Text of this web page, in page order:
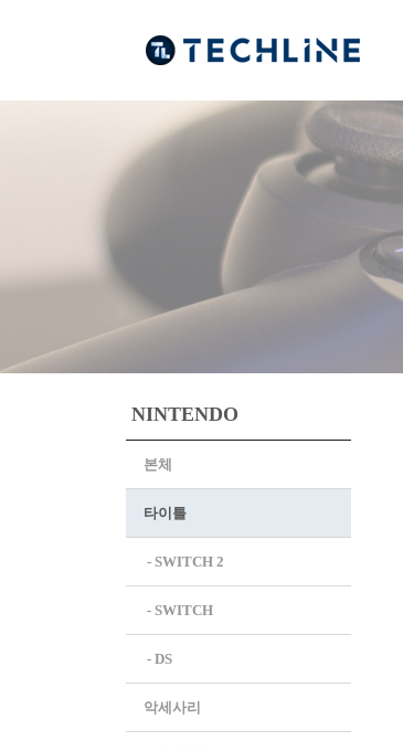
NINTENDO
본체
타이틀
- SWITCH 2
- SWITCH
- DS
악세사리